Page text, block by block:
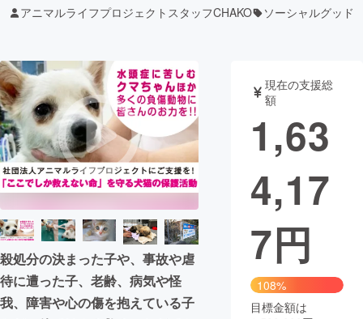
テクノロジー・ガジェット
映像・映画 書籍・雑誌
ビジネス・起業 チャレンジ
まちづくり・地域活性化
CAMPFIRE for Social Good
CAMPFIRE Creation
CAMPFIREふるさと納税machi-ya コミュニティ
アニマルライフプロジェクトスタッフCHAKO ソーシャルグッド
殺処分の決まった子や、事故や虐
待に遭った子、老齢、病気や怪
我、障害や心の傷を抱えている子
現在の支援総
額
1,63
4,17
7円
108%
目標金額は